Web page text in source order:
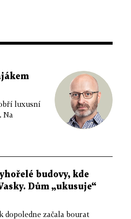
luxusní
Na
budovy, kde
Dům „ukusuje“
začala bourat